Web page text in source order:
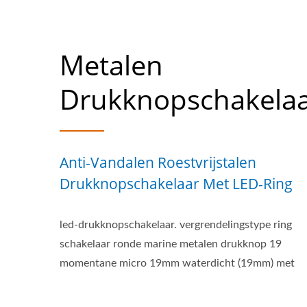
Metalen
Anti-Vandalen Roestvrijstalen
Drukknopschakelaar Met LED-Ring
led-drukknopschakelaar. vergrendelingstype ring
schakelaar ronde marine metalen drukknop 19
momentane micro 19mm waterdicht (19mm) met